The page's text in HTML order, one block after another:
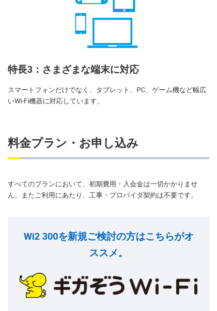
特長3：さまざまな端末に対応
スマートフォンだけでなく、タブレット、PC、ゲーム機など幅広
いWi-Fi機器に対応しています。
料金プラン・お申し込み
すべてのプランにおいて、初期費用・入会金は一切かかりませ
ん。またご利用にあたり、工事・プロバイダ契約は不要です。
Wi2 300を新規ご検討の方はこちらがオ
ススメ。